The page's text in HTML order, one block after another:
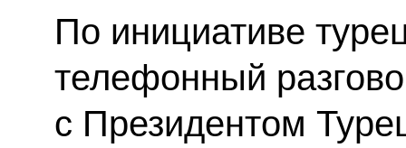
По инициативе
телефонный
с Президентом